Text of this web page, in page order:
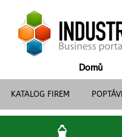
Domů
KATALOG FIREM